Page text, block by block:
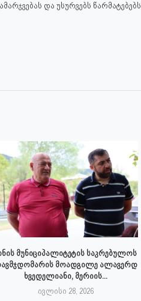
და უსურვებს წარმატებებს
მუნიციპალიტეტის საკრებულოს
მოადგილე ალავერდ
ხვედელიანი, მერიის...
ივლისი 28, 2026